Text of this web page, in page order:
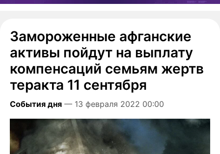
Замороженные афганские
активы пойдут на выплату
компенсаций семьям жертв
теракта 11 сентября
События дня — 13 февраля 2022 00:00